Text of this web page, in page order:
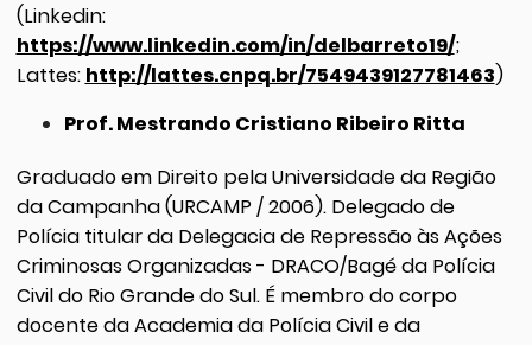
(Linkedin:
https://www.linkedin.com/in/delbarreto19/;
Lattes: http://lattes.cnpq.br/7549439127781463)
Prof. Mestrando Cristiano Ribeiro Ritta
Graduado em Direito pela Universidade da Região
da Campanha (URCAMP / 2006). Delegado de
Polícia titular da Delegacia de Repressão às Ações
Criminosas Organizadas - DRACO/Bagé da Polícia
Civil do Rio Grande do Sul. É membro do corpo
docente da Academia da Polícia Civil e da